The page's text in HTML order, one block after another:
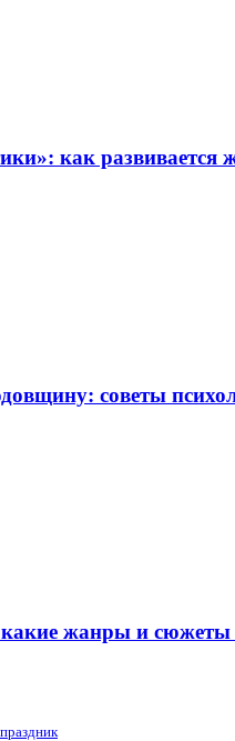
как развивается
советы
жанры и сюжеты